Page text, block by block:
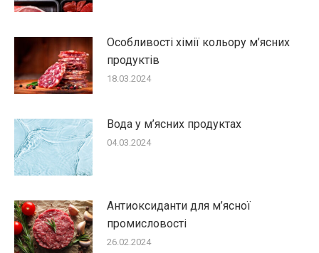
Особливості хімії кольору м’ясних
продуктів
18.03.2024
Вода у м’ясних продуктах
04.03.2024
Антиоксиданти для м’ясної
промисловості
26.02.2024